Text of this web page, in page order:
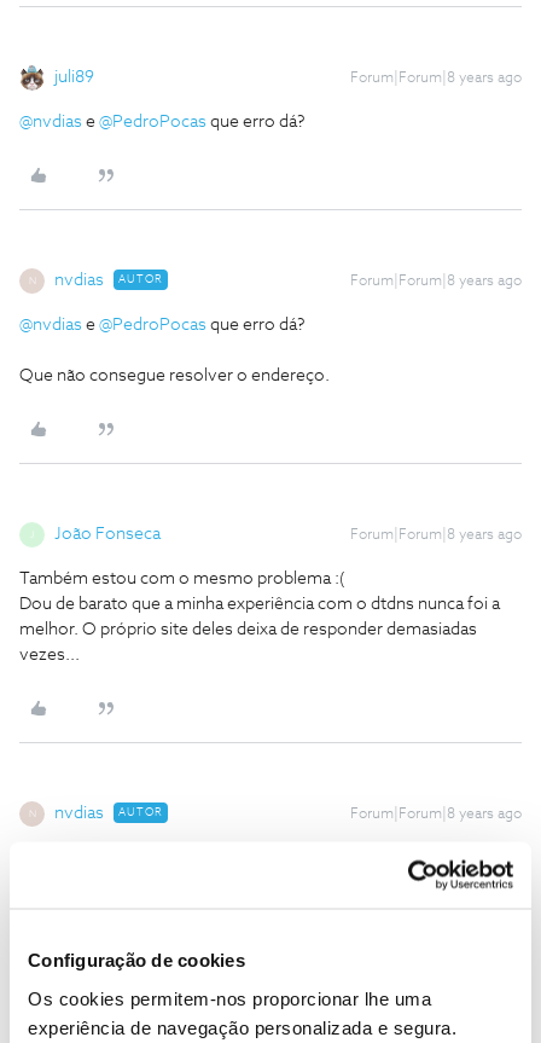
Configuração de cookies
Os cookies permitem-nos proporcionar lhe uma
experiência de navegação personalizada e segura.
juli89 Forum|Forum|8 years ago
@nvdias e @PedroPocas que erro dá?
N nvdias AUTOR Forum|Forum|8 years ago
@nvdias e @PedroPocas que erro dá?
Que não consegue resolver o endereço.
João Fonseca Forum|Forum|8 years ago
Também estou com o mesmo problema :(
Dou de barato que a minha experiência com o dtdns nunca foi a
melhor. O próprio site deles deixa de responder demasiadas
vezes...
N nvdias AUTOR Forum|Forum|8 years ago
dtdns estavam a dar.
google ou uma VPN estrangeira e funcionava.